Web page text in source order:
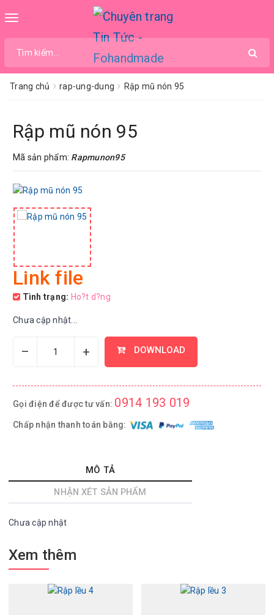
Toggle
Trang chủ rap-ung-dung Rập mũ nón 95
Rập mũ nón 95
Mã sản phẩm: Rapmunon95
Link file
Tình trạng: Ho?t d?ng
Chưa cập nhật...
– + DOWNLOAD
Gọi điện để được tư vấn: 0914 193 019
Chấp nhận thanh toán bằng:
MÔ TẢ
NHẬN XÉT SẢN PHẨM
Chưa cập nhật
Xem thêm